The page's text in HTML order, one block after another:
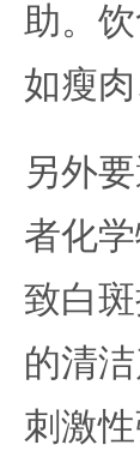
助。
如瘦
另外
者化
致白
的清
刺激